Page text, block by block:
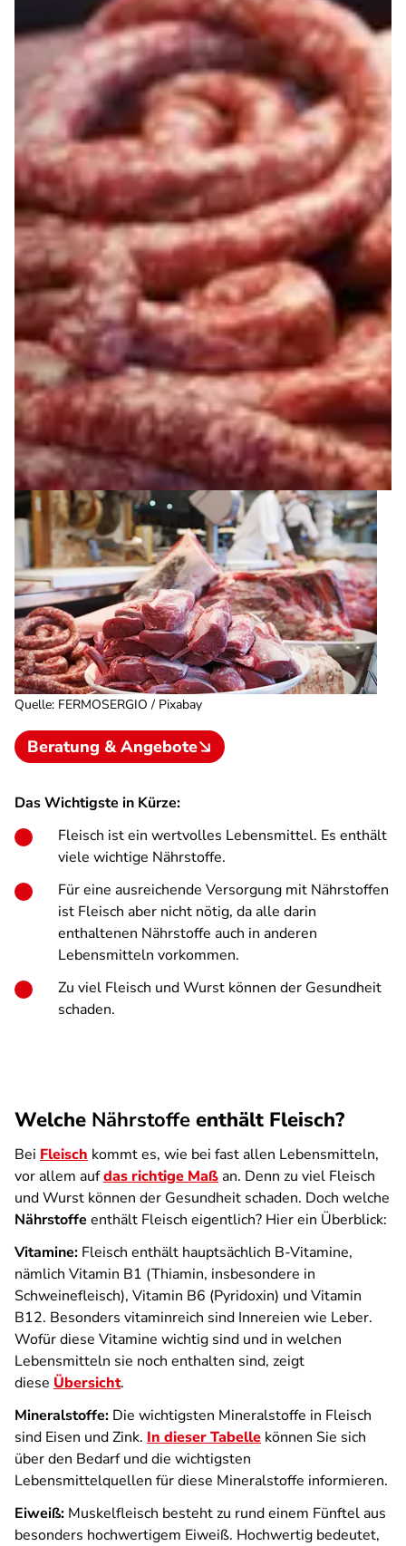
Quelle: FERMOSERGIO / Pixabay
Beratung & Angebote
Das Wichtigste in Kürze:
Fleisch ist ein wertvolles Lebensmittel. Es enthält
viele wichtige Nährstoffe.
Für eine ausreichende Versorgung mit Nährstoffen
ist Fleisch aber nicht nötig, da alle darin
enthaltenen Nährstoffe auch in anderen
Lebensmitteln vorkommen.
Zu viel Fleisch und Wurst können der Gesundheit
schaden.
Welche Nährstoffe enthält Fleisch?
Bei Fleisch kommt es, wie bei fast allen Lebensmitteln,
vor allem aufdas richtige Maßan. Denn zu viel Fleisch
und Wurst können der Gesundheit schaden. Doch welche
Nährstoffe enthält Fleisch eigentlich? Hier ein Überblick:
Vitamine: Fleisch enthält hauptsächlich B-Vitamine,
nämlich Vitamin B1 (Thiamin, insbesondere in
Schweinefleisch), Vitamin B6 (Pyridoxin) und Vitamin
B12. Besonders vitaminreich sind Innereien wie Leber.
Wofür diese Vitamine wichtig sind und in welchen
Lebensmitteln sie noch enthalten sind, zeigt
diese Übersicht.
Mineralstoffe: Die wichtigsten Mineralstoffe in Fleisch
sind Eisen und Zink. In dieser Tabelle können Sie sich
über den Bedarf und die wichtigsten
Lebensmittelquellen für diese Mineralstoffe informieren.
Eiweiß: Muskelfleisch besteht zu rund einem Fünftel aus
besonders hochwertigem Eiweiß. Hochwertig bedeutet,